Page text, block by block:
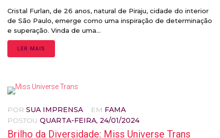
Cristal Furlan, de 26 anos, natural de Piraju, cidade do interior
de São Paulo, emerge como uma inspiração de determinação
e superação. Vinda de uma...
LER MAIS
POR SUA IMPRENSA EM FAMA
POSTOU QUARTA-FEIRA, 24/01/2024
Brilho da Diversidade: Miss Universe Trans